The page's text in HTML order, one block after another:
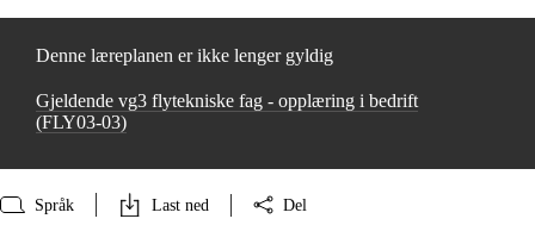
Denne læreplanen er ikke lenger gyldig
Gjeldende vg3 flytekniske fag - opplæring i bedrift
(FLY03‑03)
Språk Last ned Del